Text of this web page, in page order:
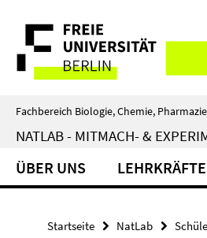
direkt
Inhalt
Service-
Navigation
Fachbereich Biologie, Chemie, Pharmazie
NATLAB - MITMACH- &
ÜBER UNS LEHRKRÄFTE
Startseite NatLab